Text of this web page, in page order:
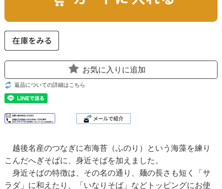
お気に入りに追加
返品についての詳細はこちら
越後名産のつなぎに布海苔（ふのり）という海藻を練り
こんだへぎそばに、身近そばを加えました。
身近そばの特徴は、その名の通り、麺の長さも短く「サ
ラダ」に和えたり、「いなりそば」などトッピングにお使